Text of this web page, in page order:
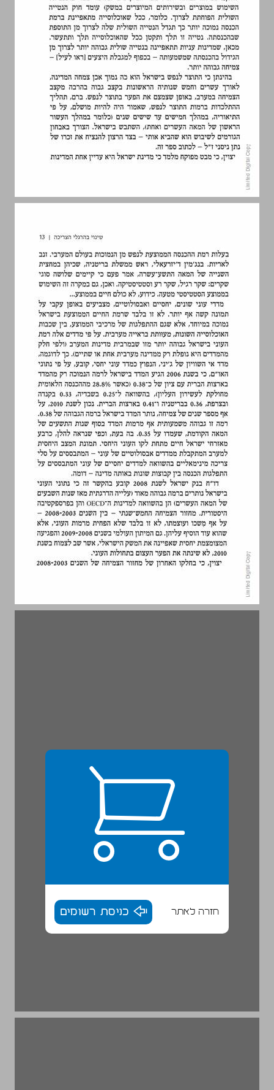
חזרה לאתר כניסת רשומים